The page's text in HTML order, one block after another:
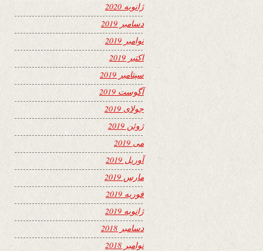
ژانویه 2020
دسامبر 2019
نوامبر 2019
اکتبر 2019
سپتامبر 2019
آگوست 2019
جولای 2019
ژوئن 2019
می 2019
آوریل 2019
مارس 2019
فوریه 2019
ژانویه 2019
دسامبر 2018
نوامبر 2018